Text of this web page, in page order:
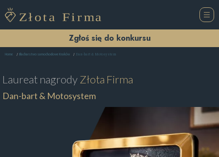
Zgłoś się do konkursu
Home Blacharstwo samochodowe Kraków Dan-bart & Motosystem
Laureat nagrodyZłota Firma
Dan-bart & Motosystem